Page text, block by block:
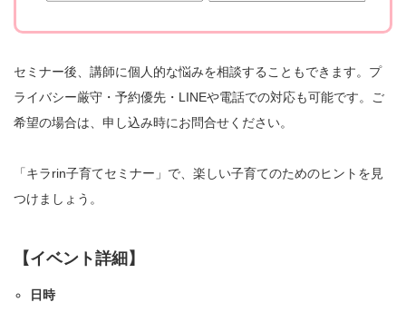
セミナー後、講師に個人的な悩みを相談することもできます。プ
ライバシー厳守・予約優先・LINEや電話での対応も可能です。ご
希望の場合は、申し込み時にお問合せください。
「キラrin子育てセミナー」で、楽しい子育てのためのヒントを見
つけましょう。
【イベント詳細】
日時